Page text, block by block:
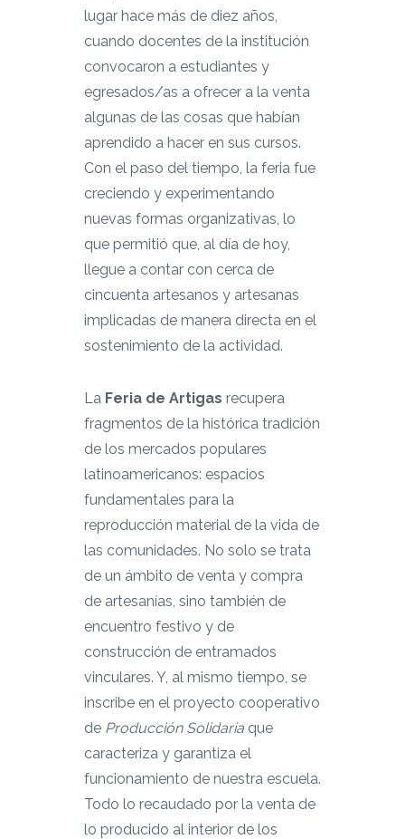
lugar hace más de diez años,
cuando docentes de la institución
convocaron a estudiantes y
egresados/as a ofrecer a la venta
algunas de las cosas que habían
aprendido a hacer en sus cursos.
Con el paso del tiempo, la feria fue
creciendo y experimentando
nuevas formas organizativas, lo
que permitió que, al día de hoy,
llegue a contar con cerca de
cincuenta artesanos y artesanas
implicadas de manera directa en el
sostenimiento de la actividad.
La Feria de Artigas recupera
fragmentos de la histórica tradición
de los mercados populares
latinoamericanos: espacios
fundamentales para la
reproducción material de la vida de
las comunidades. No solo se trata
de un ámbito de venta y compra
de artesanías, sino también de
encuentro festivo y de
construcción de entramados
vinculares. Y, al mismo tiempo, se
inscribe en el proyecto cooperativo
de Producción Solidaria que
caracteriza y garantiza el
funcionamiento de nuestra escuela.
Todo lo recaudado por la venta de
lo producido al interior de los